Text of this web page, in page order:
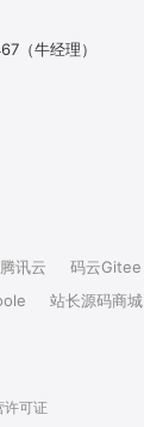
（牛经理）
腾讯云 码云Gitee
站长源码商城
许可证